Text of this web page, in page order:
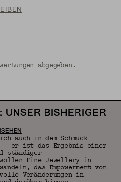
abgegeben.
UNSER BISHERIGER
auch in dem Schmuck
– er ist das Ergebnis einer
ständiger
Fine Jewellery in
das Empowerment von
Veränderungen in